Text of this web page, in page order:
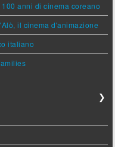
anni di cinema coreano
il cinema d'animazione
italiano
❯